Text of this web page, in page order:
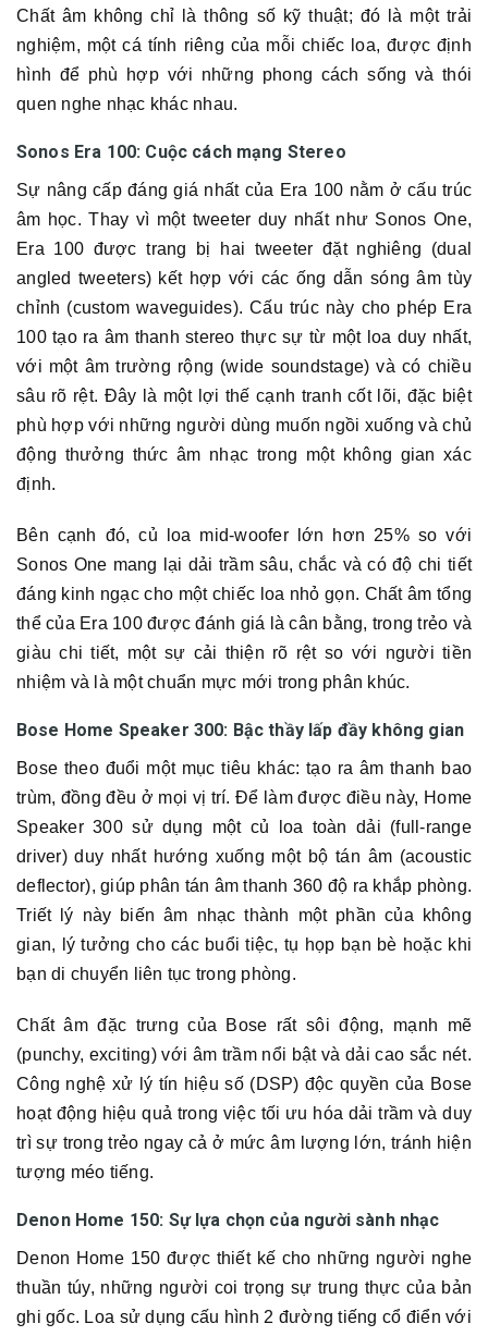
Chất âm không chỉ là thông số kỹ thuật; đó là một trải
nghiệm, một cá tính riêng của mỗi chiếc loa, được định
hình để phù hợp với những phong cách sống và thói
quen nghe nhạc khác nhau.
Sonos Era 100: Cuộc cách mạng Stereo
Sự nâng cấp đáng giá nhất của Era 100 nằm ở cấu trúc
âm học. Thay vì một tweeter duy nhất như Sonos One,
Era 100 được trang bị hai tweeter đặt nghiêng (dual
angled tweeters) kết hợp với các ống dẫn sóng âm tùy
chỉnh (custom waveguides). Cấu trúc này cho phép Era
100 tạo ra âm thanh stereo thực sự từ một loa duy nhất,
với một âm trường rộng (wide soundstage) và có chiều
sâu rõ rệt. Đây là một lợi thế cạnh tranh cốt lõi, đặc biệt
phù hợp với những người dùng muốn ngồi xuống và chủ
động thưởng thức âm nhạc trong một không gian xác
định.
Bên cạnh đó, củ loa mid-woofer lớn hơn 25% so với
Sonos One mang lại dải trầm sâu, chắc và có độ chi tiết
đáng kinh ngạc cho một chiếc loa nhỏ gọn. Chất âm tổng
thể của Era 100 được đánh giá là cân bằng, trong trẻo và
giàu chi tiết, một sự cải thiện rõ rệt so với người tiền
nhiệm và là một chuẩn mực mới trong phân khúc.
Bose Home Speaker 300: Bậc thầy lấp đầy không gian
Bose theo đuổi một mục tiêu khác: tạo ra âm thanh bao
trùm, đồng đều ở mọi vị trí. Để làm được điều này, Home
Speaker 300 sử dụng một củ loa toàn dải (full-range
driver) duy nhất hướng xuống một bộ tán âm (acoustic
deflector), giúp phân tán âm thanh 360 độ ra khắp phòng.
Triết lý này biến âm nhạc thành một phần của không
gian, lý tưởng cho các buổi tiệc, tụ họp bạn bè hoặc khi
bạn di chuyển liên tục trong phòng.
Chất âm đặc trưng của Bose rất sôi động, mạnh mẽ
(punchy, exciting) với âm trầm nổi bật và dải cao sắc nét.
Công nghệ xử lý tín hiệu số (DSP) độc quyền của Bose
hoạt động hiệu quả trong việc tối ưu hóa dải trầm và duy
trì sự trong trẻo ngay cả ở mức âm lượng lớn, tránh hiện
tượng méo tiếng.
Denon Home 150: Sự lựa chọn của người sành nhạc
Denon Home 150 được thiết kế cho những người nghe
thuần túy, những người coi trọng sự trung thực của bản
ghi gốc. Loa sử dụng cấu hình 2 đường tiếng cổ điển với